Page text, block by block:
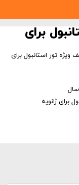
برای
تور استانبول برای
برای ژانویه